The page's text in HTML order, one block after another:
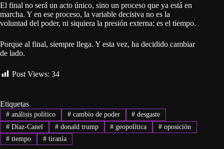
El final no será un acto único, sino un proceso que ya está en
marcha. Y en ese proceso, la variable decisiva no es la
voluntad del poder, ni siquiera la presión externa: es el tiempo.
Porque al final, siempre llega. Y esta vez, ha decidido cambiar
de lado.
Post Views: 34
Etiquetas
#análisis político #cambio de poder # desgaste
#Díaz-Canel #donald trump # geopolítica # oposición
#tiempo #tiranía